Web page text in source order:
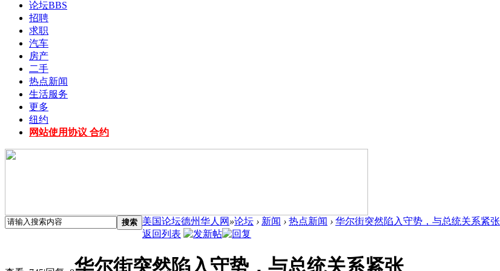
论坛BBS
招聘
求职
汽车
房产
二手
热点新闻
生活服务
更多
纽约
网站使用协议 合约
搜索 美国论坛德州华人网 »论坛 › 新闻 › 热点新闻 › 华尔街突然陷入守势，与总统关系紧张
返回列表
华尔街突然陷入守势，与总统关系紧张